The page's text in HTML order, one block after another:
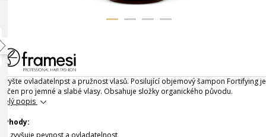
Zvyšte ovladatelnpst a pružnost vlasů. Posilující objemový šampon Fortifying je
určen pro jemné a slabé vlasy. Obsahuje složky organického původu.
Celý popis
Výhody:
zvyšuje pevnost a ovladatelnost